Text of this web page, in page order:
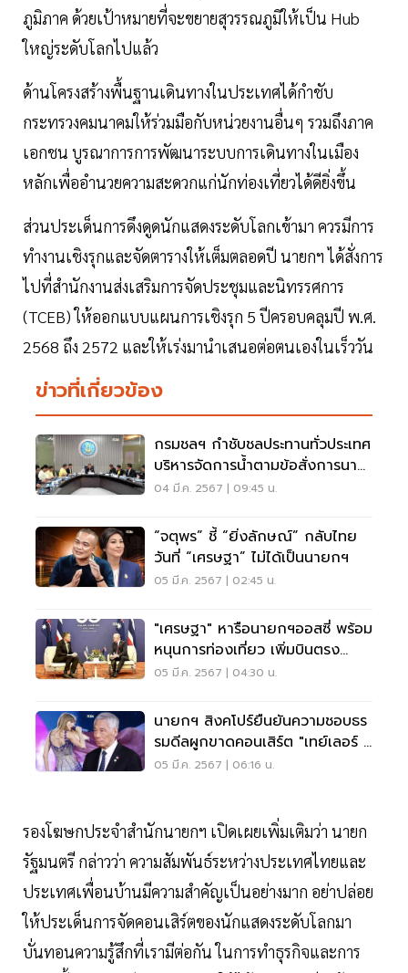
ภูมิภาค ด้วยเป้าหมายที่จะขยายสุวรรณภูมิให้เป็น Hub
ใหญ่ระดับโลกไปแล้ว
ด้านโครงสร้างพื้นฐานเดินทางในประเทศได้กำชับ
กระทรวงคมนาคมให้ร่วมมือกับหน่วยงานอื่นๆ​ รวมถึงภาค
เอกชน​ บูรณาการ​การพัฒนาระบบการเดินทางในเมือง
หลักเพื่ออำนวยความสะดวกแก่นักท่องเที่ยวได้ดียิ่งขึ้น
ส่วนประเด็นการดึงดูดนักแสดงระดับโลกเข้ามา ควรมีการ
ทำงานเชิงรุกและจัดตารางให้เต็มตลอดปี นายกฯ ได้สั่งการ
ไปที่สำนักงานส่งเสริมการจัดประชุมและนิทรรศการ
(TCEB) ให้ออกแบบแผนการเชิงรุก​ 5 ปีครอบคลุมปี​ พ.ศ.
2568 ถึง 2572 และให้เร่งมานำเสนอต่อตนเองในเร็ววัน
ข่าวที่เกี่ยวข้อง
กรมชลฯ กำชับชลประทานทั่วประเทศ
บริหารจัดการน้ำตามข้อสั่งการนา
ยกฯ อย่างเข้มงวด
04 มี.ค. 2567 | 09:45 น.
“จตุพร” ชี้ “ยิ่งลักษณ์” กลับไทย
วันที่ “เศรษฐา” ไม่ได้เป็นนายกฯ
05 มี.ค. 2567 | 02:45 น.
"เศรษฐา" หารือนายกฯออสซี่ พร้อม
หนุนการท่องเที่ยว เพิ่มบินตรง
ระหว่างกัน
05 มี.ค. 2567 | 04:30 น.
นายกฯ สิงคโปร์ยืนยันความชอบธร
รมดีลผูกขาดคอนเสิร์ต "เทย์เลอร์ ส
วิฟต์"
05 มี.ค. 2567 | 06:16 น.
รองโฆษกประจำสำนักนายกฯ เปิดเผยเพิ่มเติมว่า นายก
รัฐมนตรี​ กล่าวว่า​ ความสัมพันธ์​ระหว่างประเทศไทยและ
ประเทศเพื่อนบ้านมีความสำคัญ​เป็นอย่างมาก​ อย่าปล่อย
ให้ประเด็นการจัดคอนเสิร์ตของนักแสดงระดับโลกมา
บั่นทอนความรู้สึกที่เรามีต่อกัน ในการทำธุรกิจและการ